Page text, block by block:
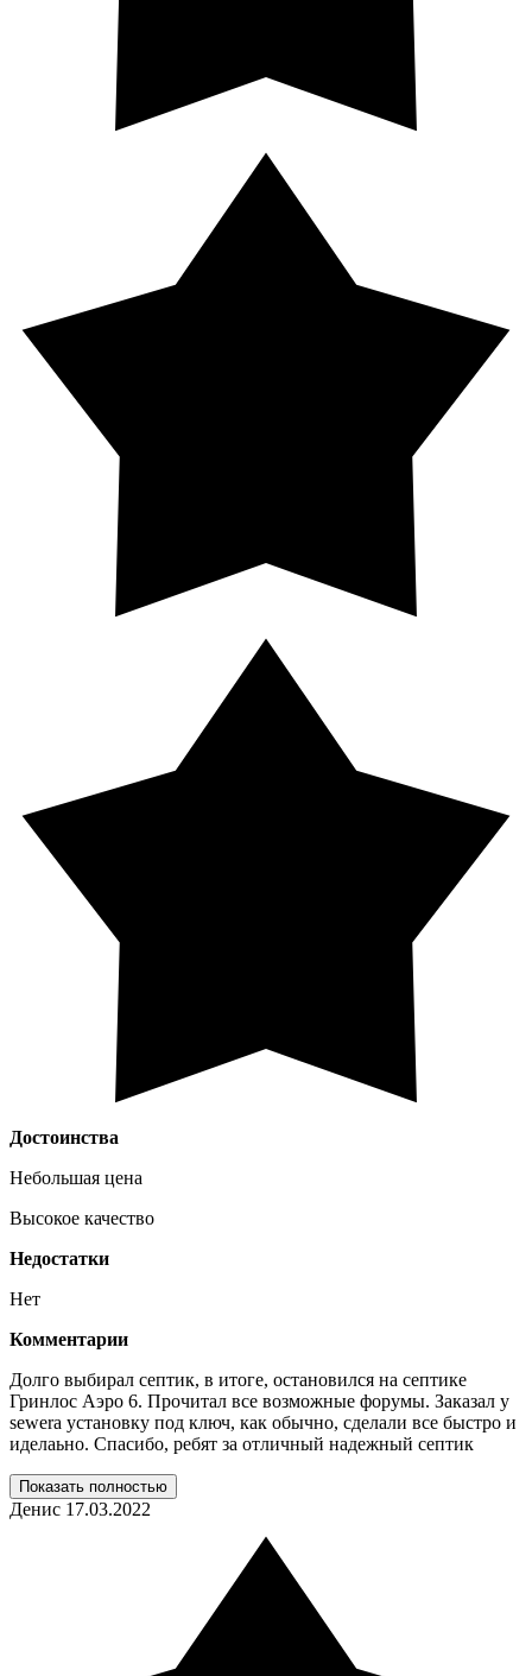
Достоинства
Небольшая цена
Высокое качество
Недостатки
Нет
Комментарии
Долго выбирал септик, в итоге, остановился на септике
Гринлос Аэро 6. Прочитал все возможные форумы. Заказал у
sewera установку под ключ, как обычно, сделали все быстро и
иделаьно. Спасибо, ребят за отличный надежный септик
Показать полностью
Денис 17.03.2022